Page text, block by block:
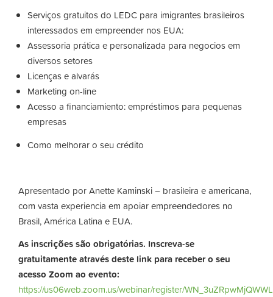
Serviços gratuitos do LEDC para imigrantes brasileiros
interessados em empreender nos EUA:
Assessoria prática e personalizada para negocios em
diversos setores
Licenças e alvarás
Marketing on-line
Acesso a financiamiento: empréstimos para pequenas
empresas
Como melhorar o seu crédito
Apresentado por Anette Kaminski – brasileira e americana,
com vasta experiencia em apoiar empreendedores no
Brasil, América Latina e EUA.
As inscrições são obrigatórias. Inscreva-se
gratuitamente através deste link para receber o seu
acesso Zoom ao evento:
https://us06web.zoom.us/webinar/register/